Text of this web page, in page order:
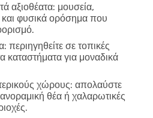
αξιοθέατα: μουσεία,
φυσικά ορόσημα που
: περιηγηθείτε σε τοπικές
καταστήματα για μοναδικά
χώρους: απολαύστε
θέα ή χαλαρωτικές